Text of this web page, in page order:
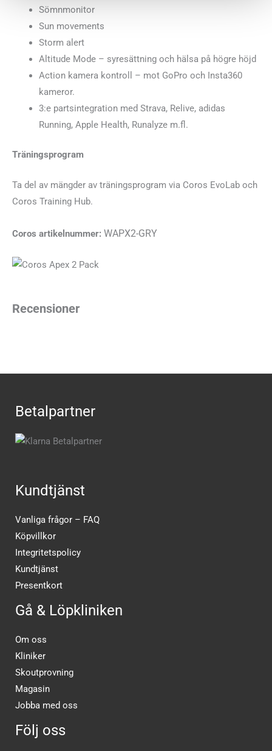
Sömnmonitor
Sun movements
Storm alert
Altitude Mode – syresättning och hälsa på högre höjd
Action kamera kontroll – mot GoPro och Insta360
kameror.
3:e partsintegration med Strava, Relive, adidas
Running, Apple Health, Runalyze m.fl.
Träningsprogram
Ta del av mängder av träningsprogram via Coros EvoLab och
Coros Training Hub.
Coros artikelnummer: WAPX2-GRY
Recensioner
Betalpartner
Kundtjänst
Vanliga frågor – FAQ
Köpvillkor
Integritetspolicy
Kundtjänst
Presentkort
Gå & Löpkliniken
Om oss
Kliniker
Skoutprovning
Magasin
Jobba med oss
Följ oss